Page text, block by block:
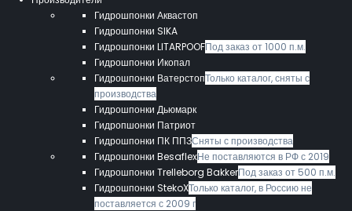
Гидрошпонки Аквастоп
Гидрошпонки SIKA
Гидрошпонки LITARPOOFПод заказ от 1000 п.м.
Гидрошпонки Икопал
Гидрошпонки ВатерстопТолько каталог, сняты с
производства
Гидрошпонки Дьюмарк
Гидропшонки Патриот
Гидрошпонки ПК ППЗСняты с производства
Гидрошпонки BesaflexНе поставляются в РФ с 2019
Гидрошпонки Trelleborg BakkerПод заказ от 500 п.м.
Гидрошпонки StekoXТолько каталог, в Россию не
поставляется с 2009 г